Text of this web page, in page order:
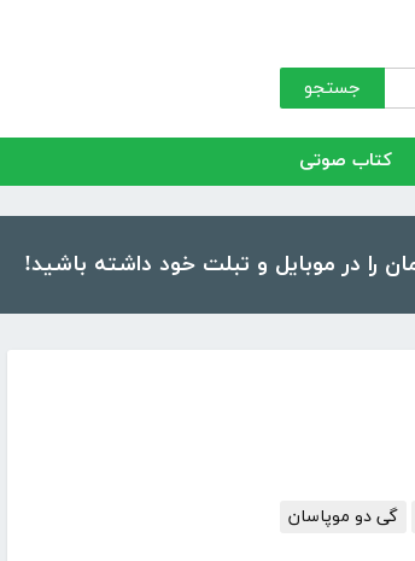
جستجو
کتاب صوتی
گی دو موپاسان